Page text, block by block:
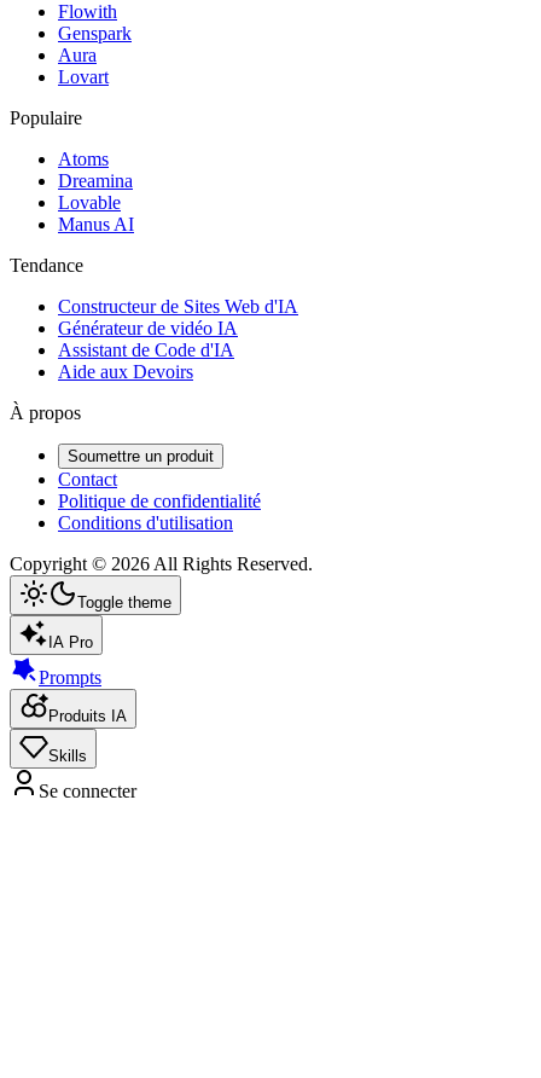
Flowith
Genspark
Aura
Lovart
Populaire
Atoms
Dreamina
Lovable
Manus AI
Tendance
Constructeur de Sites Web d'IA
Générateur de vidéo IA
Assistant de Code d'IA
Aide aux Devoirs
À propos
Soumettre un produit
Contact
Politique de confidentialité
Conditions d'utilisation
Copyright © 2026 All Rights Reserved.
Toggle theme
IA Pro
Prompts
Produits IA
Skills
Se connecter